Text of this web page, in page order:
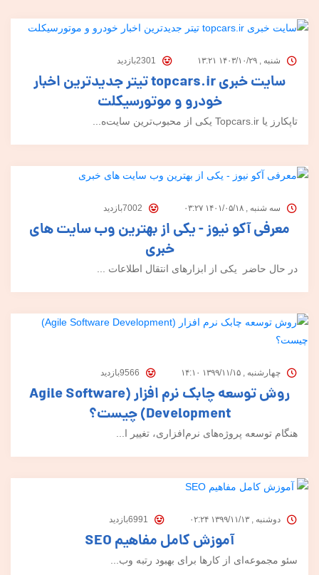
شنبه , ۱۴۰۳/۱۰/۲۹ ۱۳:۲۱
سایت خبری topcars.ir تیتر جدیدترین اخبار
خودرو و موتورسیکلت
تاپکارز یا Topcars.ir یکی از محبوب‌ترین سایت‌ه...
سه شنبه , ۱۴۰۱/۰۵/۱۸ ۰۳:۲۷
معرفی آکو نیوز - یکی از بهترین وب سایت های
خبری
در حال حاضر یکی از ابزارهای انتقال اطلاعات ...
چهارشنبه , ۱۳۹۹/۱۱/۱۵ ۱۴:۱۰
روش توسعه چابک نرم افزار (Agile Software
Development) چیست؟
هنگام توسعه پروژه‌های نرم‌افزاری، تغییر ا...
دوشنبه , ۱۳۹۹/۱۱/۱۳ ۰۲:۲۴
آموزش کامل مفاهیم SEO
سئو مجموعه‌ای از کارها برای بهبود رتبه وب...